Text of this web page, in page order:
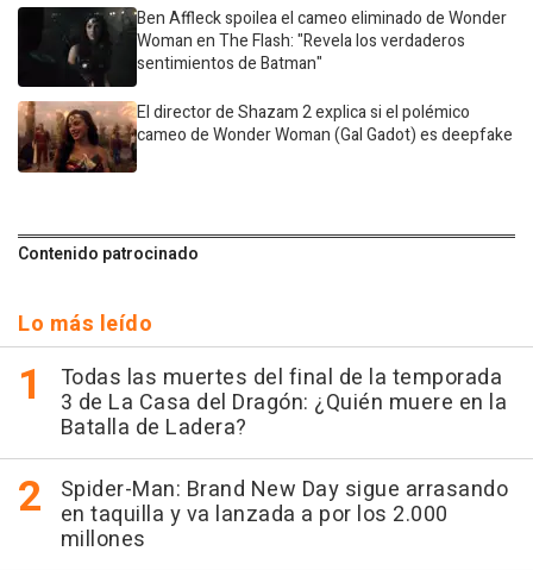
Ben Affleck spoilea el cameo eliminado de Wonder
Woman en The Flash: "Revela los verdaderos
sentimientos de Batman"
El director de Shazam 2 explica si el polémico
cameo de Wonder Woman (Gal Gadot) es deepfake
Contenido patrocinado
Lo más leído
Todas las muertes del final de la temporada
3 de La Casa del Dragón: ¿Quién muere en la
Batalla de Ladera?
Spider-Man: Brand New Day sigue arrasando
en taquilla y va lanzada a por los 2.000
millones